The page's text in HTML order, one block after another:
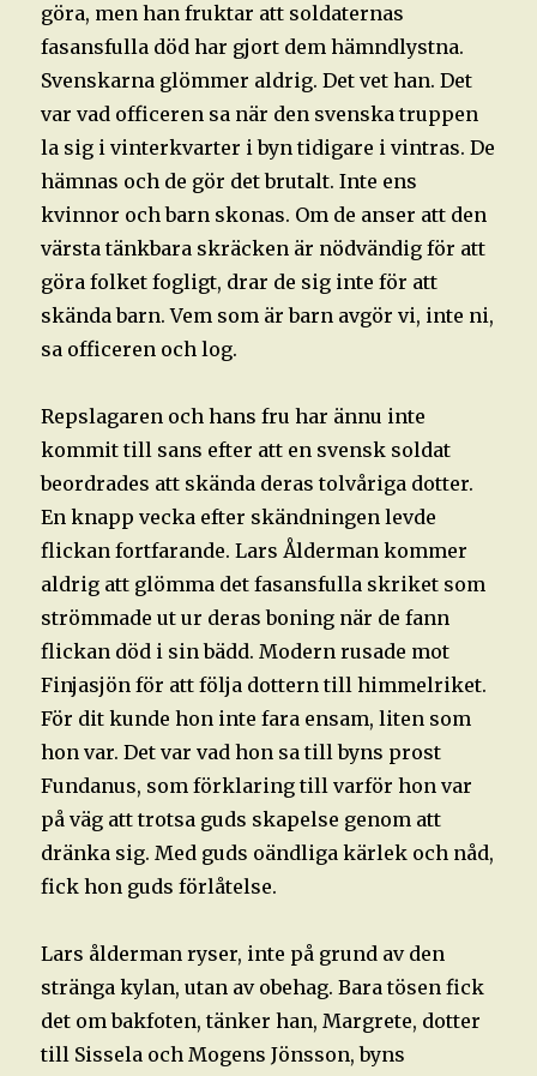
göra, men han fruktar att soldaternas
fasansfulla död har gjort dem hämndlystna.
Svenskarna glömmer aldrig. Det vet han. Det
var vad officeren sa när den svenska truppen
la sig i vinterkvarter i byn tidigare i vintras. De
hämnas och de gör det brutalt. Inte ens
kvinnor och barn skonas. Om de anser att den
värsta tänkbara skräcken är nödvändig för att
göra folket fogligt, drar de sig inte för att
skända barn. Vem som är barn avgör vi, inte ni,
sa officeren och log.
Repslagaren och hans fru har ännu inte
kommit till sans efter att en svensk soldat
beordrades att skända deras tolvåriga dotter.
En knapp vecka efter skändningen levde
flickan fortfarande. Lars Ålderman kommer
aldrig att glömma det fasansfulla skriket som
strömmade ut ur deras boning när de fann
flickan död i sin bädd. Modern rusade mot
Finjasjön för att följa dottern till himmelriket.
För dit kunde hon inte fara ensam, liten som
hon var. Det var vad hon sa till byns prost
Fundanus, som förklaring till varför hon var
på väg att trotsa guds skapelse genom att
dränka sig. Med guds oändliga kärlek och nåd,
fick hon guds förlåtelse.
Lars ålderman ryser, inte på grund av den
stränga kylan, utan av obehag. Bara tösen fick
det om bakfoten, tänker han, Margrete, dotter
till Sissela och Mogens Jönsson, byns